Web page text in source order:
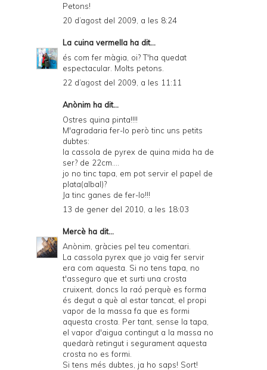
Petons!
20 d’agost del 2009, a les 8:24
La cuina vermella ha dit...
és com fer màgia, oi? T'ha quedat
espectacular. Molts petons.
22 d’agost del 2009, a les 11:11
Anònim ha dit...
Ostres quina pinta!!!!
M'agradaria fer-lo però tinc uns petits
dubtes:
la cassola de pyrex de quina mida ha de
ser? de 22cm....
jo no tinc tapa, em pot servir el papel de
plata(albal)?
Ja tinc ganes de fer-lo!!!
13 de gener del 2010, a les 18:03
Mercè ha dit...
Anònim, gràcies pel teu comentari.
La cassola pyrex que jo vaig fer servir
era com aquesta . Si no tens tapa, no
t'asseguro que et surti una crosta
cruixent, doncs la raó perquè es forma
és degut a què al estar tancat, el propi
vapor de la massa fa que es formi
aquesta crosta. Per tant, sense la tapa,
el vapor d'aigua contingut a la massa no
quedarà retingut i segurament aquesta
crosta no es formi.
Si tens més dubtes, ja ho saps! Sort!